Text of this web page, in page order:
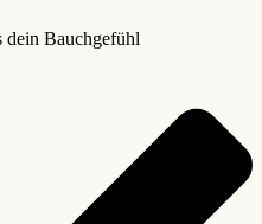
dein Bauchgefühl